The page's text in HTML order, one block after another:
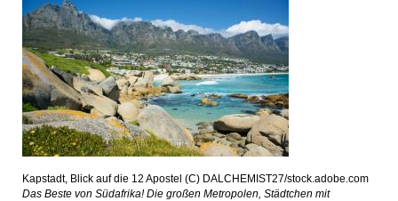
Kapstadt, Blick auf die 12 Apostel (C) DALCHEMIST27/stock.adobe.com
Das Beste von Südafrika! Die großen Metropolen, Städtchen mit